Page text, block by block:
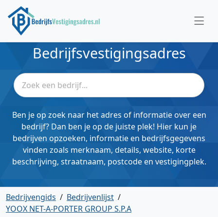
Bedrijfsvestigingsadres
Ben je op zoek naar het adres of informatie over een
bedrijf? Dan ben je op de juiste plek! Hier kun je
bedrijven opzoeken, informatie en bedrijfsgegevens
vinden zoals merknaam, details, website, korte
beschrijving, straatnaam, postcode en vestigingplek.
Bedrijvengids / Bedrijvenlijst /
YOOX NET-A-PORTER GROUP S.P.A